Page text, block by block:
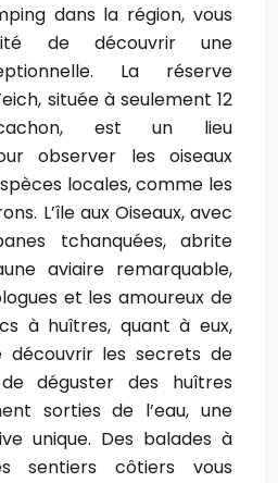
dans la région, vous
de découvrir une
La réserve
située à seulement 12
est un lieu
observer les oiseaux
locales, comme les
L’île aux Oiseaux, avec
tchanquées, abrite
aviaire remarquable,
et les amoureux de
à huîtres, quant à eux,
découvrir les secrets de
déguster des huîtres
sorties de l’eau, une
unique. Des balades à
sentiers côtiers vous